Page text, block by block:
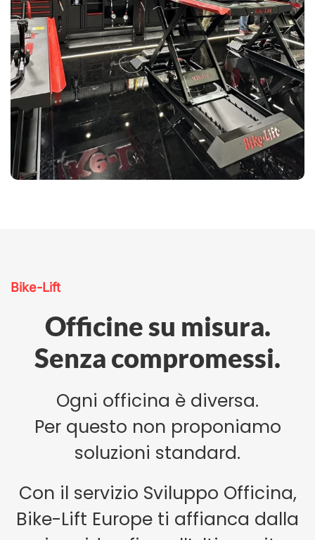
Bike-Lift
Officine su misura.
Senza compromessi.
Ogni officina è diversa.
Per questo non proponiamo
soluzioni standard.
Con il servizio Sviluppo Officina,
Bike-Lift Europe ti affianca dalla